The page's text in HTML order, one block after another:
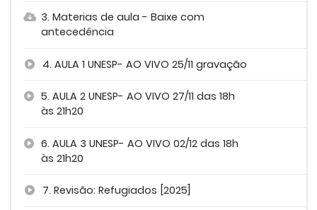
3. Materias de aula - Baixe com
antecedência
4. AULA 1 UNESP- AO VIVO 25/11 gravação
5. AULA 2 UNESP- AO VIVO 27/11 das 18h
às 21h20
6. AULA 3 UNESP- AO VIVO 02/12 das 18h
às 21h20
7. Revisão: Refugiados [2025]